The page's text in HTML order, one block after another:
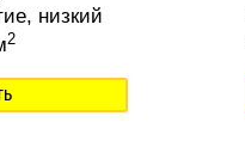
низкий
2